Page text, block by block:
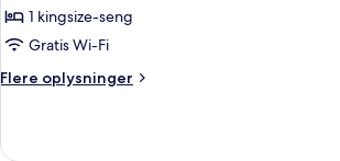
1 kingsize-seng
Gratis Wi-Fi
Flere oplysninger
Flere
suite